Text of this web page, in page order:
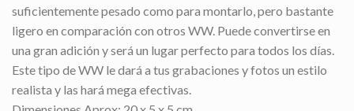
suficientemente pesado como para montarlo, pero bastante
ligero en comparación con otros WW. Puede convertirse en
una gran adición y será un lugar perfecto para todos los días.
Este tipo de WW le dará a tus grabaciones y fotos un estilo
realista y las hará mega efectivas.